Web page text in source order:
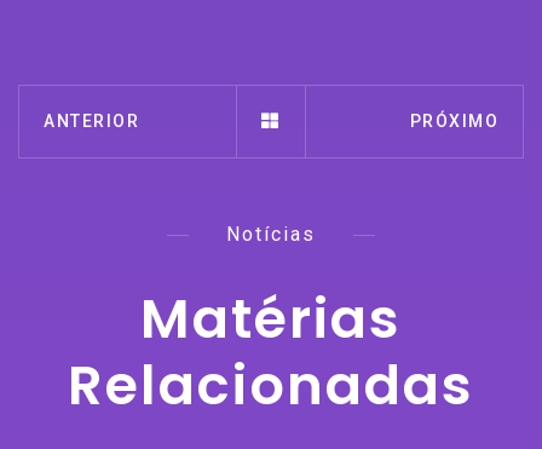
ANTERIOR PRÓXIMO
Notícias
Matérias
Relacionadas